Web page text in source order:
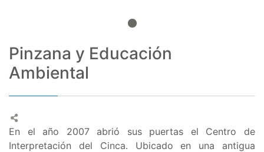
Pinzana y Educación
Ambiental
En el año 2007 abrió sus puertas el Centro de
Interpretación del Cinca. Ubicado en una antigua